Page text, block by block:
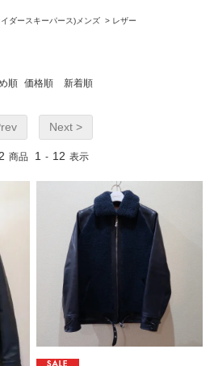
ダースキーパース)メンズ > レザー
順 価格順 新着順
Next >
商品 1 - 12 表示